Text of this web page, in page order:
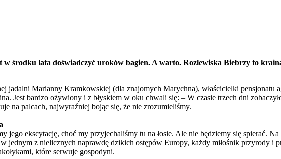
środku lata doświadczyć uroków bagien. A warto. Rozlewiska Biebrzy to
jadalni Marianny Kramkowskiej (dla znajomych Marychna), właścicielki pensjonatu
Jest bardzo ożywiony i z błyskiem w oku chwali się: – W czasie trzech dni
na palcach, najwyraźniej bojąc się, że nie zrozumieliśmy.
jego ekscytację, choć my przyjechaliśmy tu na łosie. Ale nie będziemy się spierać.
jednym z nielicznych naprawdę dzikich ostępów Europy, każdy miłośnik przyrody i
które serwuje gospodyni.